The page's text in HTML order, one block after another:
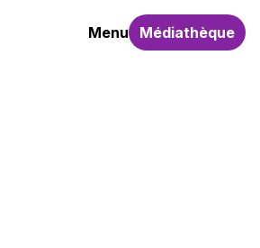
Menu Médiathèque